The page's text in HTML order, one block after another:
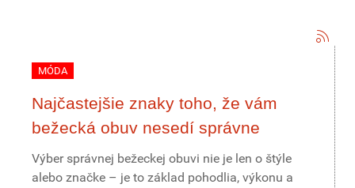
MÓDA
Najčastejšie znaky toho, že vám
bežecká obuv nesedí správne
Výber správnej bežeckej obuvi nie je len o štýle
alebo značke – je to základ pohodlia, výkonu a